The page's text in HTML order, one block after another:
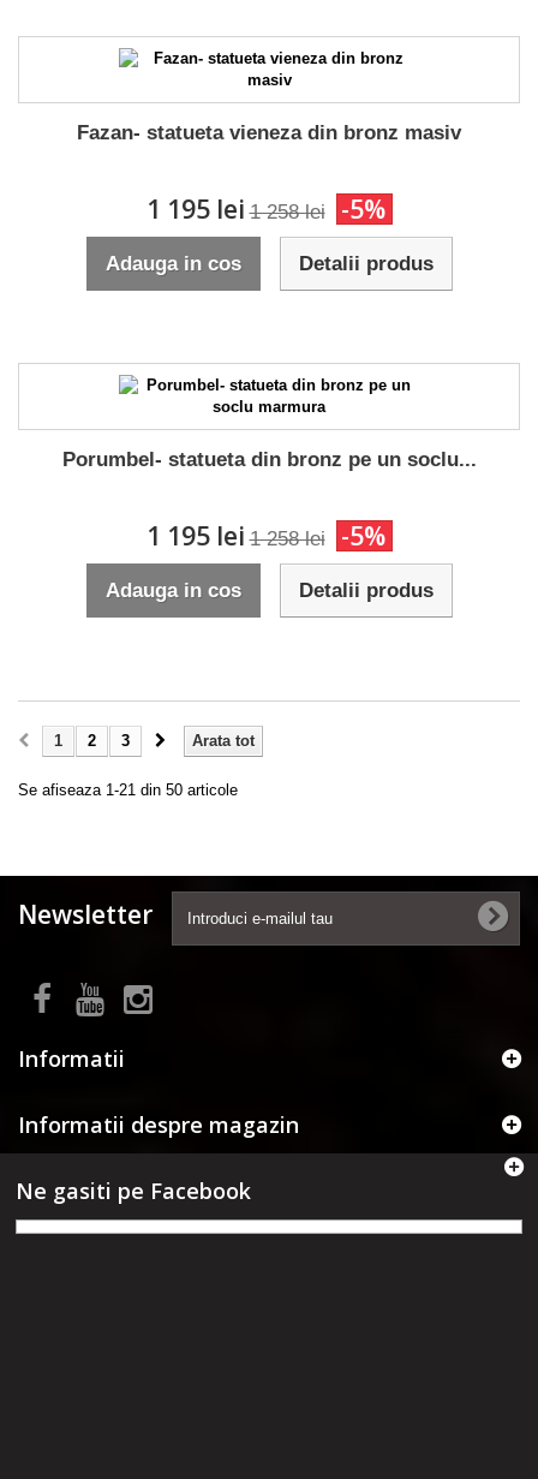
Fazan- statueta vieneza din bronz masiv
1 195 lei 1 258 lei -5%
Adauga in cos Detalii produs
Porumbel- statueta din bronz pe un soclu...
1 195 lei 1 258 lei -5%
Adauga in cos Detalii produs
Arata tot
1 2 3
Se afiseaza 1-21 din 50 articole
Newsletter
Informatii
Informatii despre magazin
Ne gasiti pe Facebook